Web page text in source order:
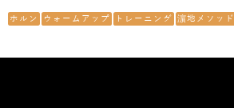
ホルン ウォームアップ トレーニング 濵地メソッド